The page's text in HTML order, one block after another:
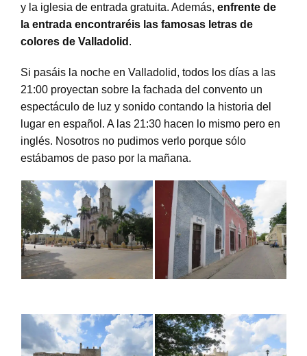
y la iglesia de entrada gratuita. Además, enfrente de
la entrada encontraréis las famosas letras de
colores de Valladolid .
Si pasáis la noche en Valladolid, todos los días a las
21:00 proyectan sobre la fachada del convento un
espectáculo de luz y sonido contando la historia del
lugar en español. A las 21:30 hacen lo mismo pero en
inglés. Nosotros no pudimos verlo porque sólo
estábamos de paso por la mañana.